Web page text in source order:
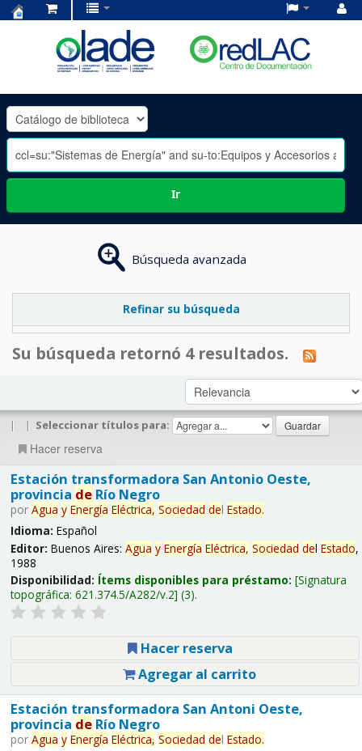
OLADE
-
Ir
Búsqueda avanzada
Refinar su búsqueda
Su búsqueda retornó 4 resultados.
| | Seleccionar títulos para:
Hacer reserva
Estación transformadora San Antonio Oeste,
provincia deRío Negro
por Agua y Energía Eléctrica, Sociedad del Estado.
Idioma: Español
Editor: Buenos Aires: Agua y Energía Eléctrica, Sociedad del Estado,
1988
Disponibilidad: Ítems disponibles para préstamo: Signatura
topográfica: 621.374.5/A282/v.2 (3).
Hacer reserva
Agregar al carrito
Estación transformadora San Antoni Oeste,
provincia deRío Negro
por Agua y Energía Eléctrica, Sociedad del Estado.